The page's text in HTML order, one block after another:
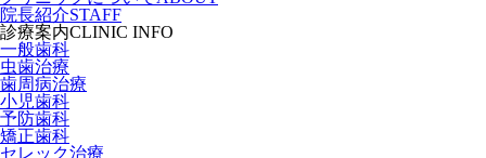
院長紹介STAFF
診療案内CLINIC INFO
一般歯科
虫歯治療
歯周病治療
小児歯科
予防歯科
矯正歯科
セレック治療